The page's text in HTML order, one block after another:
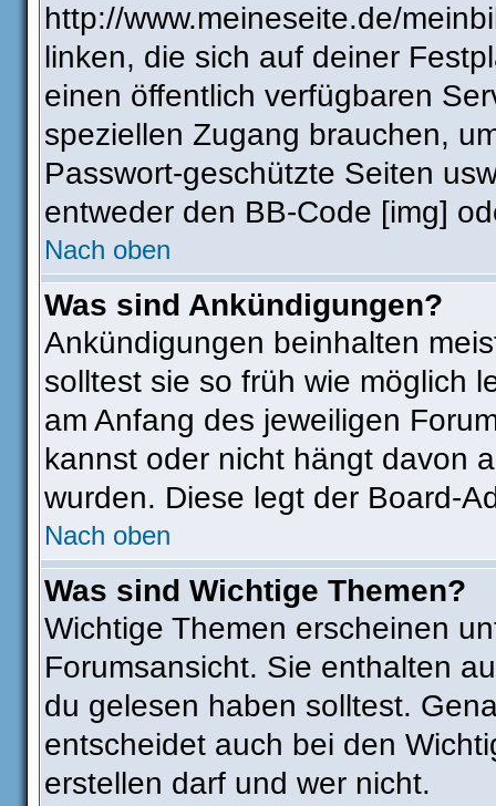
http://www.meineseite.de/
linken, die sich auf deiner
einen öffentlich verfügbaren
speziellen Zugang brauchen,
Passwort-geschützte Seiten
entweder den BB-Code [img]
Nach oben
Was sind Ankündigungen?
Ankündigungen beinhalten
solltest sie so früh wie möglich
am Anfang des jeweiligen
kannst oder nicht hängt davon
wurden. Diese legt der Board-
Nach oben
Was sind Wichtige Themen?
Wichtige Themen erscheinen
Forumsansicht. Sie enthalten
du gelesen haben solltest.
entscheidet auch bei den
erstellen darf und wer nicht.